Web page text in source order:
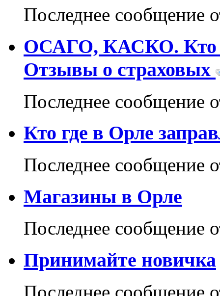
Последнее сообщение
ОСАГО, КАСКО. Кто
Отзывы о страховых
Последнее сообщение
Кто где в Орле
Последнее сообщение
Магазины в Орле
Последнее сообщение
Принимайте новичка
Последнее сообщение